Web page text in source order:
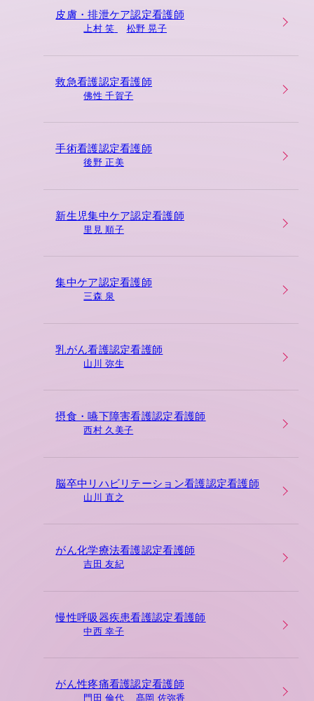
皮膚・排泄ケア認定看護師
上村 笑 松野 晃子
救急看護認定看護師
佛性 千賀子
手術看護認定看護師
後野 正美
新生児集中ケア認定看護師
里見 順子
集中ケア認定看護師
三森 泉
乳がん看護認定看護師
山川 弥生
摂食・嚥下障害看護認定看護師
西村 久美子
脳卒中リハビリテーション看護認定看護師
山川 直之
がん化学療法看護認定看護師
吉田 友紀
慢性呼吸器疾患看護認定看護師
中西 幸子
がん性疼痛看護認定看護師
門田 倫代 髙岡 佐弥香